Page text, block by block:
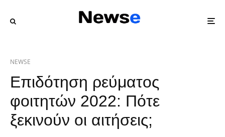
NEWSE
Επιδότηση ρεύματος
φοιτητών 2022: Πότε
ξεκινούν οι αιτήσεις;